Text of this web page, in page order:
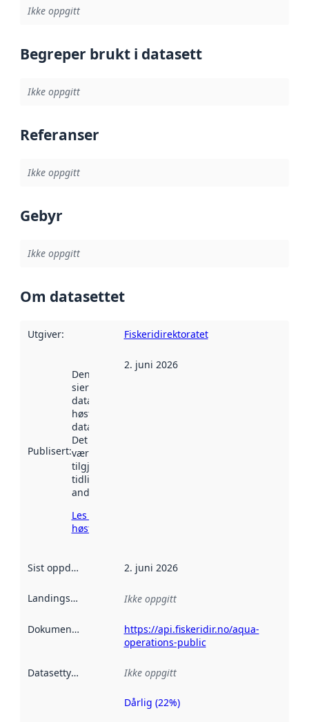
Ikke oppgitt
Begreper brukt i datasett
Ikke oppgitt
Referanser
Ikke oppgitt
Gebyr
Ikke oppgitt
Om datasettet
Utgiver: Fiskeridirektoratet
Publisert:
Denne datoen
sier når
datasettet ble
høstet av
data.norge.no.
Det kan ha
vært
tilgjengelig
tidligere
andre steder.
Les mer om
høsting her
2. juni 2026
Sist oppdatert 2. juni 2026
Landingsside Ikke oppgitt
Dokumentasjon
https://api.fiskeridir.no/aqua-
operations-public
Datasettype Ikke oppgitt
Metadatakvalitet
Dårlig (22%)